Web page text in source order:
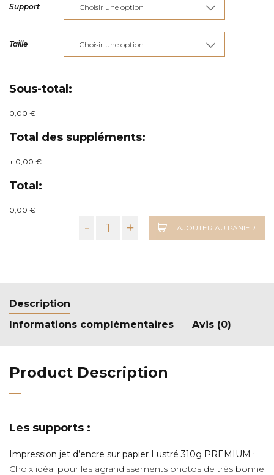
€115,00
à
€285,00
Support
Taille
Sous-total:
0,00 €
Total des suppléments:
+ 0,00 €
Total:
0,00 €
- + AJOUTER AU PANIER
Description
Informations complémentaires
Avis (0)
Product Description
Les supports :
Impression jet d’encre sur papier Lustré 310g PREMIUM :
Choix idéal pour les agrandissements photos de très bonne